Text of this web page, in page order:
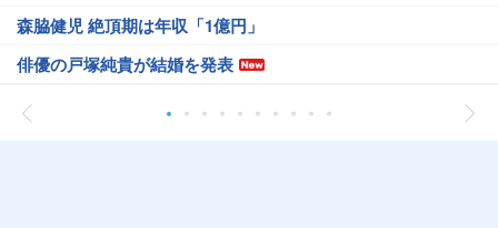
森脇健児 絶頂期は年収「1億円」
俳優の戸塚純貴が結婚を発表